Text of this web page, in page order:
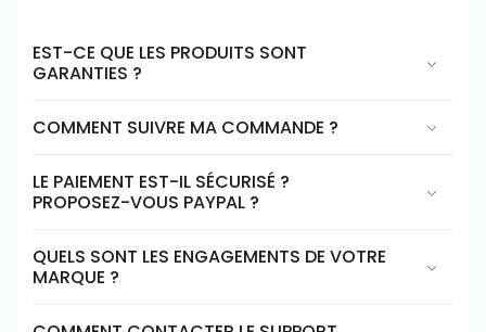
EST-CE QUE LES PRODUITS SONT
GARANTIES ?
COMMENT SUIVRE MA COMMANDE ?
LE PAIEMENT EST-IL SÉCURISÉ ?
PROPOSEZ-VOUS PAYPAL ?
QUELS SONT LES ENGAGEMENTS DE VOTRE
MARQUE ?